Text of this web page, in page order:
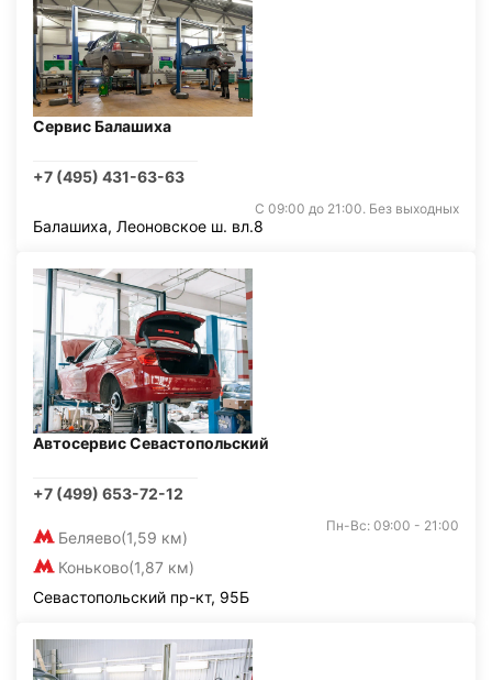
Сервис Балашиха
+7 (495) 431-63-63
С 09:00 до 21:00. Без выходных
Балашиха, Леоновское ш. вл.8
Автосервис Севастопольский
+7 (499) 653-72-12
Беляево(1,59 км)
Коньково(1,87 км)
Пн-Вс: 09:00 - 21:00
Севастопольский пр-кт, 95Б